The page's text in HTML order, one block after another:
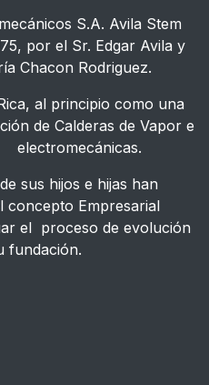
S.A. Avila Stem
por el Sr. Edgar Avila y
Chacon Rodriguez.
al principio como una
de Calderas de Vapor e
sus hijos e hijas han
concepto Empresarial
el proceso de evolución
fundación.